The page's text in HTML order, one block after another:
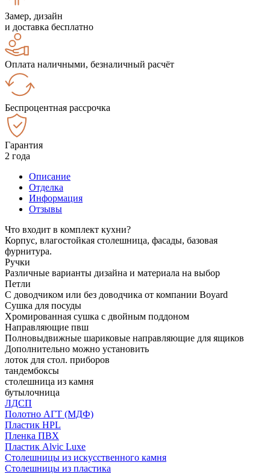
Замер, дизайн
и доставка бесплатно
Оплата наличными, безналичный расчёт
Беспроцентная рассрочка
Гарантия
2 года
Описание
Отделка
Информация
Отзывы
Что входит в комплект кухни?
Корпус, влагостойкая столешница, фасады, базовая
фурнитура.
Ручки
Различные варианты дизайна и материала на выбор
Петли
С доводчиком или без доводчика от компании Boyard
Сушка для посуды
Хромированная сушка с двойным поддоном
Направляющие пвш
Полновыдвижные шариковые направляющие для ящиков
Дополнительно можно установить
лоток для стол. приборов
тандембоксы
столешница из камня
бутылочница
ЛДСП
Полотно АГТ (МДФ)
Пластик HPL
Пленка ПВХ
Пластик Alvic Luxe
Столешницы из искусственного камня
Столешницы из пластика